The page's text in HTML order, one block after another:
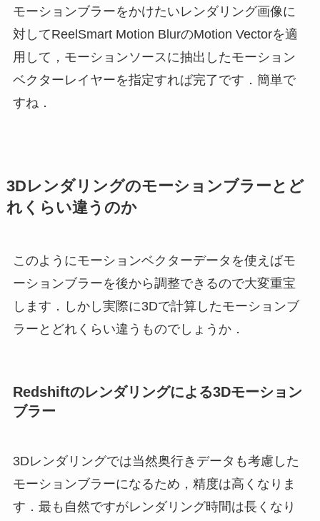
モーションブラーをかけたいレンダリング画像に
対してReelSmart Motion BlurのMotion Vectorを適
用して，モーションソースに抽出したモーション
ベクターレイヤーを指定すれば完了です．簡単で
すね．
3Dレンダリングのモーションブラーとど
れくらい違うのか
このようにモーションベクターデータを使えばモ
ーションブラーを後から調整できるので大変重宝
します．しかし実際に3Dで計算したモーションブ
ラーとどれくらい違うものでしょうか．
Redshiftのレンダリングによる3Dモーション
ブラー
3Dレンダリングでは当然奥行きデータも考慮した
モーションブラーになるため，精度は高くなりま
す．最も自然ですがレンダリング時間は長くなり